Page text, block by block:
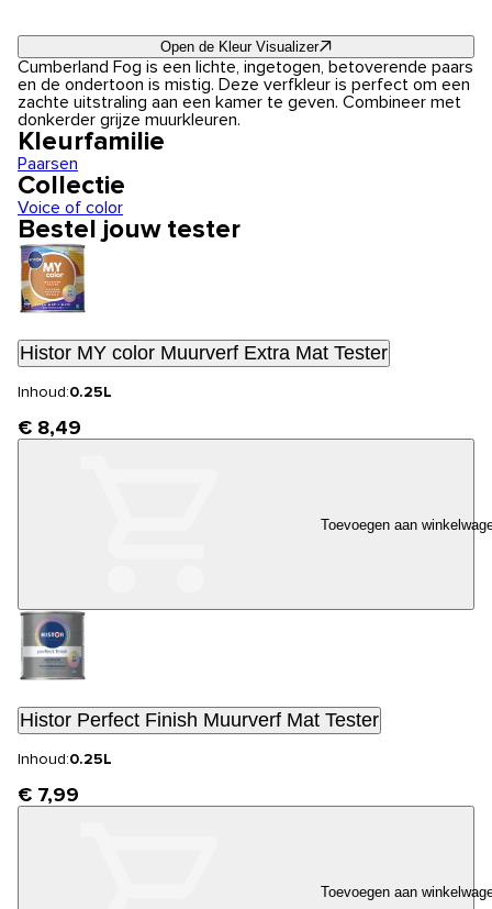
Open de Kleur Visualizer
Cumberland Fog is een lichte, ingetogen, betoverende paars
en de ondertoon is mistig. Deze verfkleur is perfect om een
zachte uitstraling aan een kamer te geven. Combineer met
donkerder grijze muurkleuren.
Kleurfamilie
Paarsen
Collectie
Voice of color
Bestel jouw tester
Histor MY color Muurverf Extra Mat Tester
Inhoud:0.25L
€ 8,49
Toevoegen aan
Histor Perfect Finish Muurverf Mat Tester
Inhoud:0.25L
€ 7,99
Toevoegen aan